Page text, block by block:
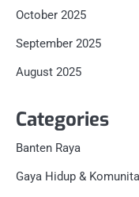
October 2025
September 2025
August 2025
Categories
Banten Raya
Gaya Hidup &